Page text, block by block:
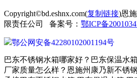
Copyright©bd.eshnx.com(复制链接)恩
限责任公司 备案号： 鄂ICP备
鄂公网安备42280102001194号
巴东不锈钢水箱哪家好？巴东保温水
厂家质量怎么样？恩施州康乃新不锈